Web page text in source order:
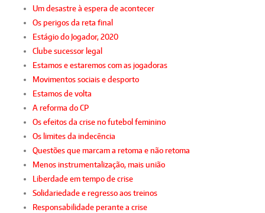
Um desastre à espera de acontecer
Os perigos da reta final
Estágio do Jogador, 2020
Clube sucessor legal
Estamos e estaremos com as jogadoras
Movimentos sociais e desporto
Estamos de volta
A reforma do CP
Os efeitos da crise no futebol feminino
Os limites da indecência
Questões que marcam a retoma e não retoma
Menos instrumentalização, mais união
Liberdade em tempo de crise
Solidariedade e regresso aos treinos
Responsabilidade perante a crise